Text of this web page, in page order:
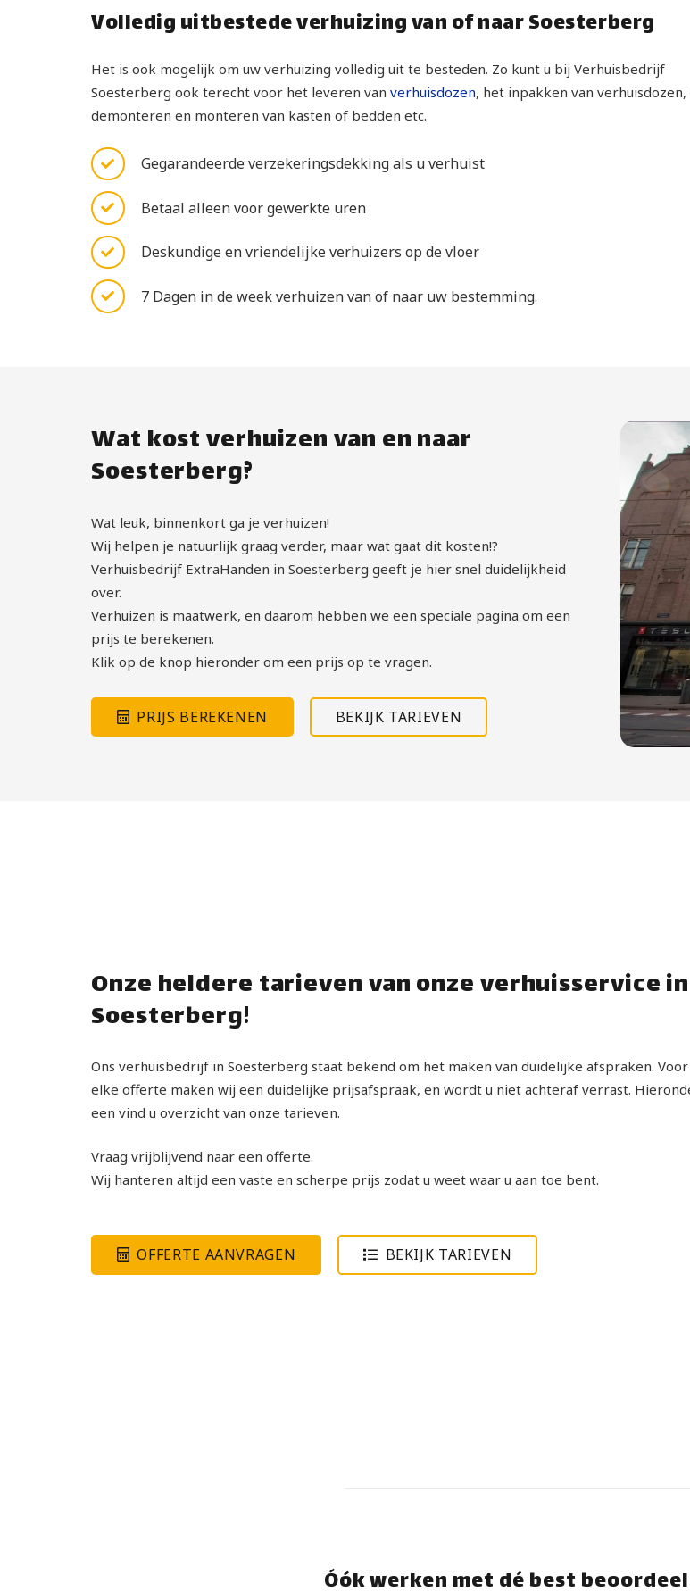
Volledig uitbestede verhuizing van of naar Soesterberg
Het is ook mogelijk om uw verhuizing volledig uit te besteden. Zo kunt u bij Verhuisbedrijf
Soesterberg ook terecht voor het leveren van verhuisdozen, het inpakken van
demonteren en monteren van kasten of bedden etc.
Gegarandeerde verzekeringsdekking als u verhuist
Betaal alleen voor gewerkte uren
Deskundige en vriendelijke verhuizers op de vloer
7 Dagen in de week verhuizen van of naar uw bestemming.
Wat kost verhuizen van en naar
Soesterberg?
Wat leuk, binnenkort ga je verhuizen!
Wij helpen je natuurlijk graag verder, maar wat gaat dit kosten!?
Verhuisbedrijf ExtraHanden in Soesterberg geeft je hier snel duidelijkheid
over.
Verhuizen is maatwerk, en daarom hebben we een speciale pagina om een
prijs te berekenen.
Klik op de knop hieronder om een prijs op te vragen.
PRIJS BEREKENEN BEKIJK TARIEVEN
Onze heldere tarieven van onze verhuisservice in
Soesterberg!
Ons verhuisbedrijf in Soesterberg staat bekend om het maken van duidelijke afspraken. Voor
elke offerte maken wij een duidelijke prijsafspraak, en wordt u niet achteraf verrast.
een vind u overzicht van onze tarieven.
Vraag vrijblijvend naar een offerte.
Wij hanteren altijd een vaste en scherpe prijs zodat u weet waar u aan toe bent.
OFFERTE AANVRAGEN BEKIJK TARIEVEN
Óók werken met dé best